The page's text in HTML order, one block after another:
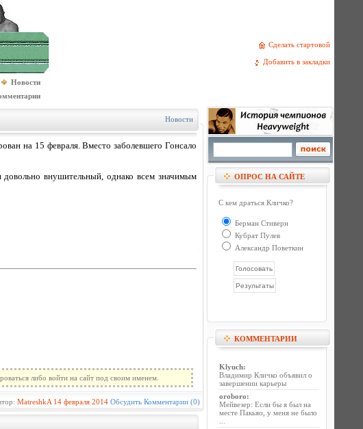
Сделать стартовой
Добавить в закладки
Новости
Новости
на 15 февраля. Вместо заболевшего Гонсало
внушительный, однако всем значимым
либо войти на сайт под своим именем.
MatreshkA 14 февраля 2014 Обсудить Комментарии (0)
ОПРОС НА САЙТЕ
С кем драться Кличко?
Берман Стиверн
Кубрат Пулев
Александр Поветкин
КОММЕНТАРИИ
Klyuch:
Владимир Кличко объявил о
завершении карьеры
oroboro:
Мейвезер: Если бы я был на
месте Пакьяо, у меня не было